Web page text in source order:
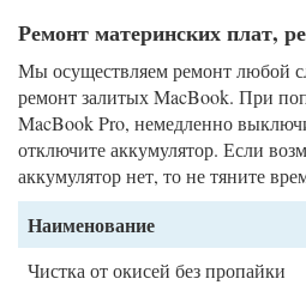
Ремонт материнских плат,
Мы осуществляем ремонт любой
ремонт залитых MacBook. При
MacBook Pro, немедленно
отключите аккумулятор. Если
аккумулятор нет, то не тяните
Наименование
Чистка от окисей без пропайки